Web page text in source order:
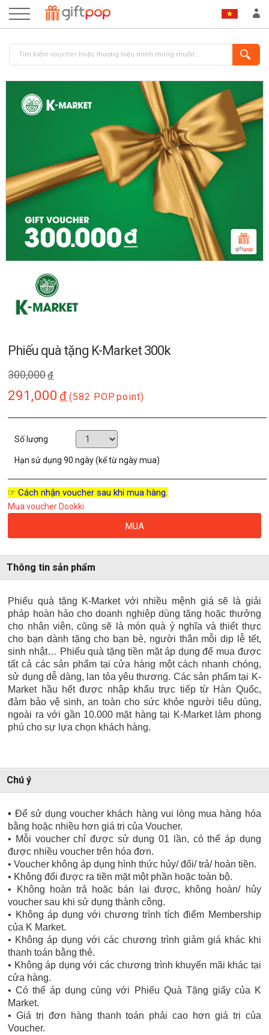
ĐĂNG NHẬP ĐĂNG KÝ
Phiếu quà tặng K-Market 300k
300,000đ
291,000 đ (582 POP point)
Số lượng
Hạn sử dụng90 ngày (kể từ ngày mua)
☞ Cách nhận voucher sau khi mua hàng.
Mua voucher Dookki
MUA
Thông tin sản phẩm
Phiếu quà tặng K-Market với nhiều mệnh giá sẽ là giải
pháp hoàn hảo cho doanh nghiệp dùng tặng hoặc thưởng
cho nhân viên, cũng sẽ là món quà ý nghĩa và thiết thực
cho bạn dành tặng cho bạn bè, người thân mỗi dịp lễ tết,
sinh nhật… Phiếu quà tặng tiền mặt áp dụng để mua được
tất cả các sản phẩm tại cửa hàng một cách nhanh chóng,
sử dụng dễ dàng, lan tỏa yêu thương. Các sản phẩm tại K-
Market hầu hết được nhập khẩu trực tiếp từ Hàn Quốc,
đảm bảo vệ sinh, an toàn cho sức khỏe người tiêu dùng,
ngoài ra với gần 10.000 mặt hàng tại K-Market làm phong
phú cho sự lựa chọn khách hàng.
Chú ý
• Để sử dụng voucher khách hàng vui lòng mua hàng hóa
bằng hoặc nhiều hơn giá trị của Voucher.
• Mỗi voucher chỉ được sử dụng 01 lần, có thể áp dụng
được nhiều voucher trên hóa đơn.
• Voucher không áp dụng hình thức hủy/ đổi/ trả/ hoàn tiền.
• Không đổi được ra tiền mặt một phần hoặc toàn bộ.
• Không hoàn trả hoặc bán lại được, không hoàn/ hủy
voucher sau khi sử dụng thành công.
• Không áp dụng với chương trình tích điểm Membership
của K Market.
• Không áp dụng với các chương trình giảm giá khác khi
thanh toán bằng thẻ.
• Không áp dụng với các chương trình khuyến mãi khác tại
cửa hàng.
• Có thể áp dụng cùng với Phiếu Quà Tặng giấy của K
Market.
• Giá trị đơn hàng thanh toán phải cao hơn giá trị của
Voucher.